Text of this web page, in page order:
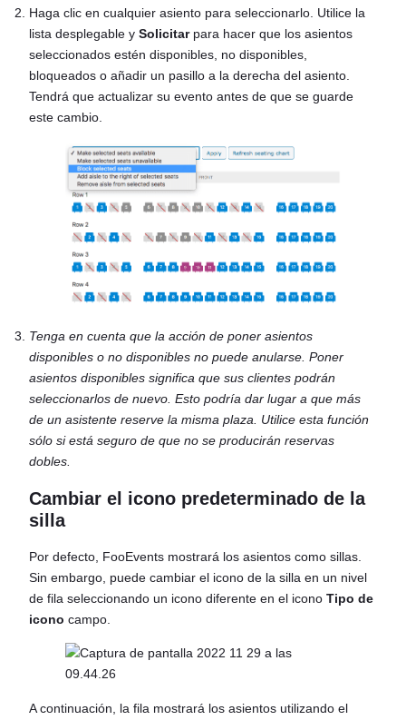
Haga clic en cualquier asiento para seleccionarlo. Utilice la
lista desplegable y Solicitarpara hacer que los asientos
seleccionados estén disponibles, no disponibles,
bloqueados o añadir un pasillo a la derecha del asiento.
Tendrá que actualizar su evento antes de que se guarde
este cambio.
Tenga en cuenta que la acción de poner asientos
disponibles o no disponibles no puede anularse. Poner
asientos disponibles significa que sus clientes podrán
seleccionarlos de nuevo. Esto podría dar lugar a que más
de un asistente reserve la misma plaza. Utilice esta función
sólo si está seguro de que no se producirán reservas
dobles.
Cambiar el icono predeterminado de la
silla
Por defecto, FooEvents mostrará los asientos como sillas.
Sin embargo, puede cambiar el icono de la silla en un nivel
de fila seleccionando un icono diferente en el icono Tipo de
icono campo.
A continuación, la fila mostrará los asientos utilizando el